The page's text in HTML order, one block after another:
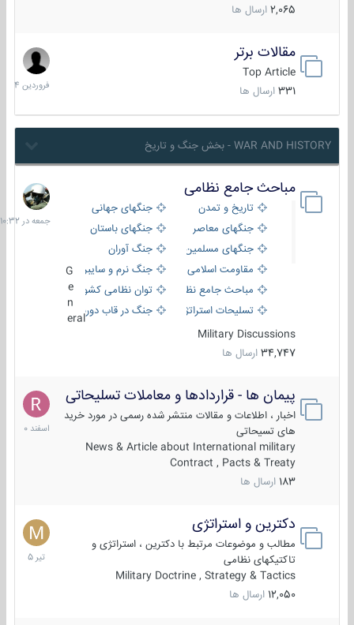
2,065 ارسال ها
مقالات برتر
Top Article
331 ارسال ها
29
فروردین
1404
WAR AND HISTORY - بخش جنگ و تاریخ
مباحث جامع نظامی
تاریخ و تمدن
جنگهای جهانی
جنگهای معاصر
جنگهای باستان
جنگهای مسلمین
جنگ آوران
مقاومت اسلامی
جنگ نرم و سایبری
مباحث جامع نظامی
توان نظامی کشورها
تسلیحات استراتژیک
جنگ در قاب دوربین
eral
Military Discussions
34,747 ارسال ها
جمعه
در
10:32
پیمان ها - قراردادها و معاملات تسلیحاتی
اخبار ، اطلاعات و مقالات منتشر شده رسمی در مورد خرید
های تسیحاتی
News & Article about International military
Contract , Pacts & Treaty
183 ارسال ها
7
اسفند
1400
دکترین و استراتژی
مطالب و موضوعات مرتبط با دکترین ، استراتژی و
تاکتیکهای نظامی
Military Doctrine , Strategy & Tactics
12,050 ارسال ها
27
تیر
1405